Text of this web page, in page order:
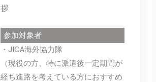
拶
参加対象者
・JICA海外協力隊
（現役の方、特に派遣後一定期間が
経ち進路を考えている方におすすめ